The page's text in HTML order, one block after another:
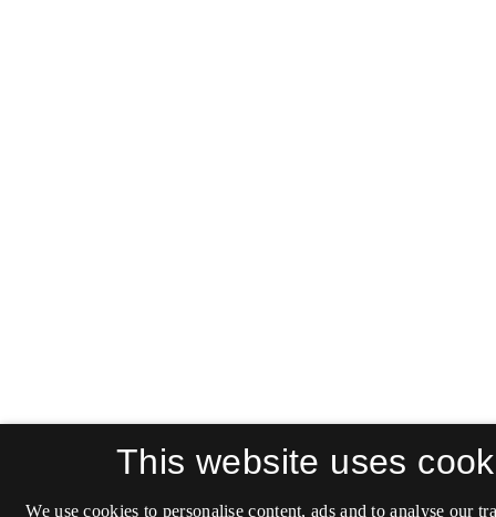
This website uses
We use cookies to personalise content, ads and to analyse our